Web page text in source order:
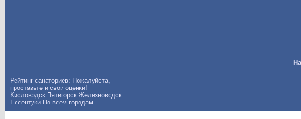
Рейтинг санаториев: Пожалуйста,
проставьте и свои оценки!
Кисловодск Пятигорск Железноводск
Ессентуки По всем городам